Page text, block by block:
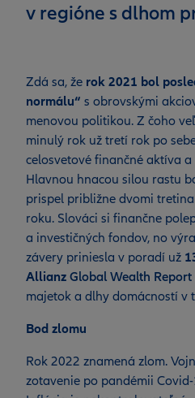
v regióne s dlhom
Zdá sa, že rok 2021 bol
normálu“ s obrovskými
menovou politikou. Z čoho
minulý rok už tretí rok po
celosvetové finančné aktíva
Hlavnou hnacou silou rastu
prispel približne dvomi
roku. Slováci si finančne
a investičných fondov, no
závery priniesla v poradí už
Allianz Global Wealth Report
majetok a dlhy domácností v
Bod zlomu
Rok 2022 znamená zlom.
zotavenie po pandémii